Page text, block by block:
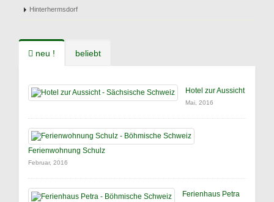
Hinterhermsdorf
neu ! beliebt
Hotel zur Aussicht
Mai, 2016
Ferienwohnung Schulz
Februar, 2016
Ferienhaus Petra